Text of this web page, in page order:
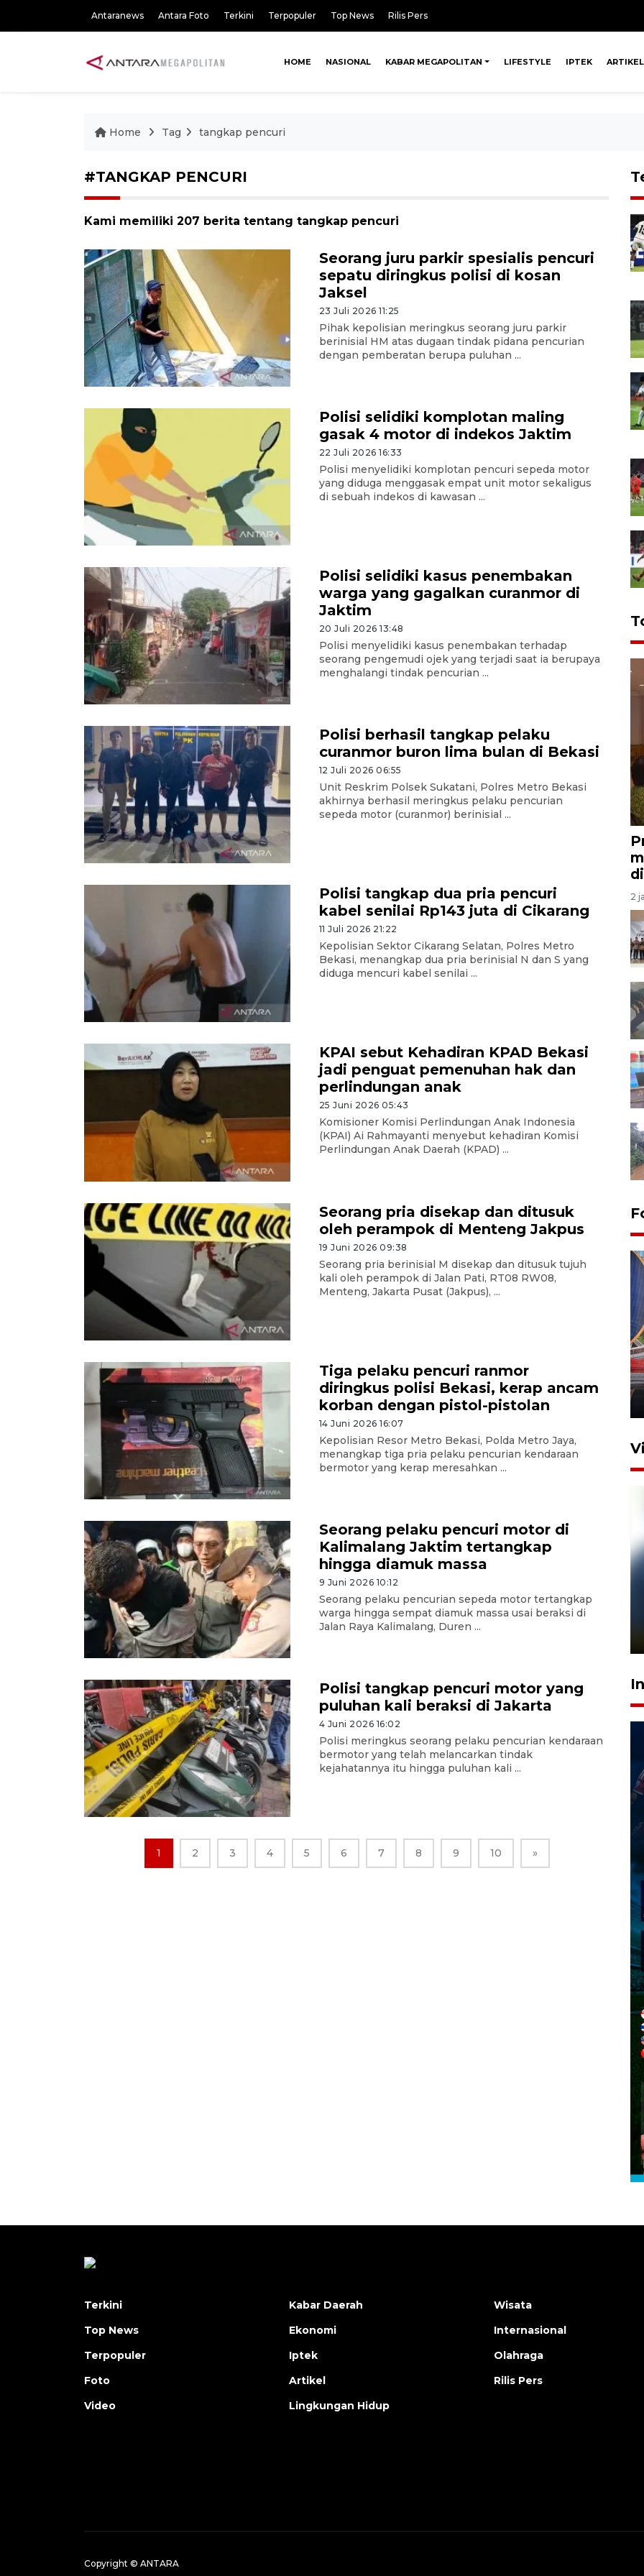
Antaranews Antara Foto Terkini Terpopuler Top News Rilis Pers
HOME NASIONAL KABAR MEGAPOLITAN LIFESTYLE IPTEK ARTIKEL
Home Tag tangkap pencuri
#TANGKAP PENCURI
Kami memiliki 207 berita tentang tangkap pencuri
Seorang juru parkir spesialis pencuri
sepatu diringkus polisi di kosan
Jaksel
23 Juli 2026 11:25
Pihak kepolisian meringkus seorang juru parkir
berinisial HM atas dugaan tindak pidana pencurian
dengan pemberatan berupa puluhan ...
Polisi selidiki komplotan maling
gasak 4 motor di indekos Jaktim
22 Juli 2026 16:33
Polisi menyelidiki komplotan pencuri sepeda motor
yang diduga menggasak empat unit motor sekaligus
di sebuah indekos di kawasan ...
Polisi selidiki kasus penembakan
warga yang gagalkan curanmor di
Jaktim
20 Juli 2026 13:48
Polisi menyelidiki kasus penembakan terhadap
seorang pengemudi ojek yang terjadi saat ia berupaya
menghalangi tindak pencurian ...
Polisi berhasil tangkap pelaku
curanmor buron lima bulan di Bekasi
12 Juli 2026 06:55
Unit Reskrim Polsek Sukatani, Polres Metro Bekasi
akhirnya berhasil meringkus pelaku pencurian
sepeda motor (curanmor) berinisial ...
Polisi tangkap dua pria pencuri
kabel senilai Rp143 juta di Cikarang
11 Juli 2026 21:22
Kepolisian Sektor Cikarang Selatan, Polres Metro
Bekasi, menangkap dua pria berinisial N dan S yang
diduga mencuri kabel senilai ...
KPAI sebut Kehadiran KPAD Bekasi
jadi penguat pemenuhan hak dan
perlindungan anak
25 Juni 2026 05:43
Komisioner Komisi Perlindungan Anak Indonesia
(KPAI) Ai Rahmayanti menyebut kehadiran Komisi
Perlindungan Anak Daerah (KPAD) ...
Seorang pria disekap dan ditusuk
oleh perampok di Menteng Jakpus
19 Juni 2026 09:38
Seorang pria berinisial M disekap dan ditusuk tujuh
kali oleh perampok di Jalan Pati, RT08 RW08,
Menteng, Jakarta Pusat (Jakpus), ...
Tiga pelaku pencuri ranmor
diringkus polisi Bekasi, kerap ancam
korban dengan pistol-pistolan
14 Juni 2026 16:07
Kepolisian Resor Metro Bekasi, Polda Metro Jaya,
menangkap tiga pria pelaku pencurian kendaraan
bermotor yang kerap meresahkan ...
Seorang pelaku pencuri motor di
Kalimalang Jaktim tertangkap
hingga diamuk massa
9 Juni 2026 10:12
Seorang pelaku pencurian sepeda motor tertangkap
warga hingga sempat diamuk massa usai beraksi di
Jalan Raya Kalimalang, Duren ...
Polisi tangkap pencuri motor yang
puluhan kali beraksi di Jakarta
4 Juni 2026 16:02
Polisi meringkus seorang pelaku pencurian kendaraan
bermotor yang telah melancarkan tindak
kejahatannya itu hingga puluhan kali ...
1 2 3 4 5 6 7 8 9 10 »
2
perlintasan sebidang di
Stasiun Bogor
12 Juni 2026 18:49
Pelanggan Filaha Farm setia
sampai 8 tahan?
1 Juni 2026 05:47
Terkini
Top News
Terpopuler
Foto
Video
Kabar Daerah
Ekonomi
Iptek
Artikel
Lingkungan Hidup
Wisata
Internasional
Olahraga
Rilis Pers
Copyright © ANTARA